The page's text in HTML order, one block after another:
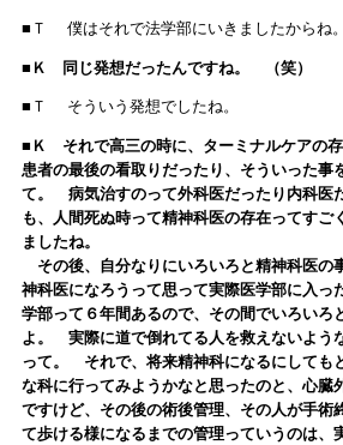
■Ｔ 僕はそれで法学部にいきましたからね
■Ｋ 同じ発想だったんですね。 （笑）
■Ｔ そういう発想でしたね。
■Ｋ それで高三の時に、ターミナルケアの
患者の最後の看取りだったり、そういった事
て。 病気治すのって外科医だったり内科医
も、人間死ぬ時って精神科医の存在ってすご
ましたね。
その後、自分なりにいろいろと精神科医の
神科医になろうって思って実際医学部に入
学部って６年間あるので、その間でいろいろ
よ。 実際に道で倒れてる人を救えないよう
って。 それで、将来精神科になるにしても
な科に行ってみようかなと思ったのと、心臓
ですけど、その後の術後管理、その人が手術
て歩ける様になるまでの管理っていうのは、